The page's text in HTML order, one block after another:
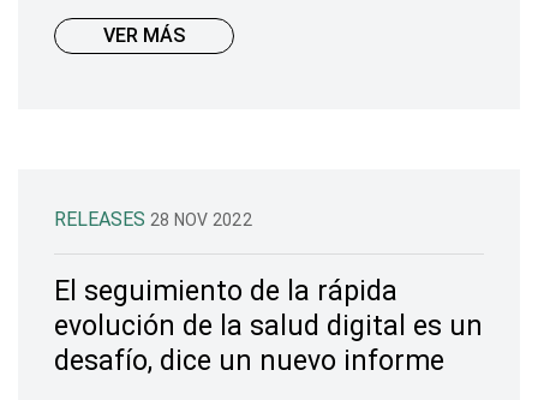
VER MÁS
RELEASES 28 NOV 2022
El seguimiento de la rápida
evolución de la salud digital es un
desafío, dice un nuevo informe